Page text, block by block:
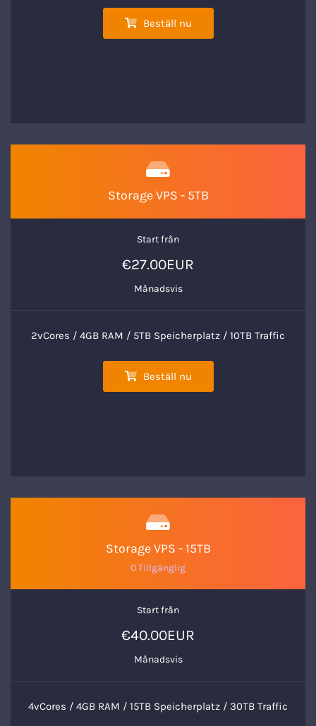
Beställ nu
Storage VPS - 5TB
Start från
€27.00EUR
Månadsvis
2vCores / 4GB RAM / 5TB Speicherplatz / 10TB Traffic
Beställ nu
Storage VPS - 15TB
0 Tillgänglig
Start från
€40.00EUR
Månadsvis
4vCores / 4GB RAM / 15TB Speicherplatz / 30TB Traffic